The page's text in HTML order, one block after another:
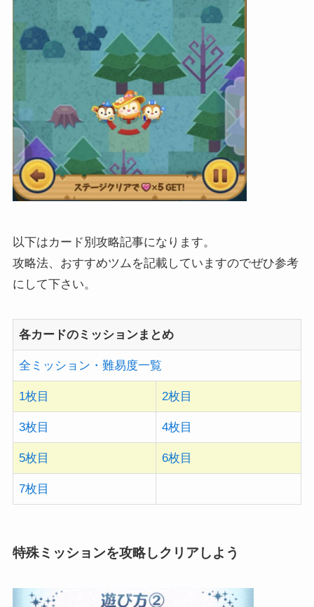
以下はカード別攻略記事になります。
攻略法、おすすめツムを記載していますのでぜひ参考
にして下さい。
各カードのミッションまとめ
全ミッション・難易度一覧
1枚目 2枚目
3枚目 4枚目
5枚目 6枚目
7枚目
特殊ミッションを攻略しクリアしよう